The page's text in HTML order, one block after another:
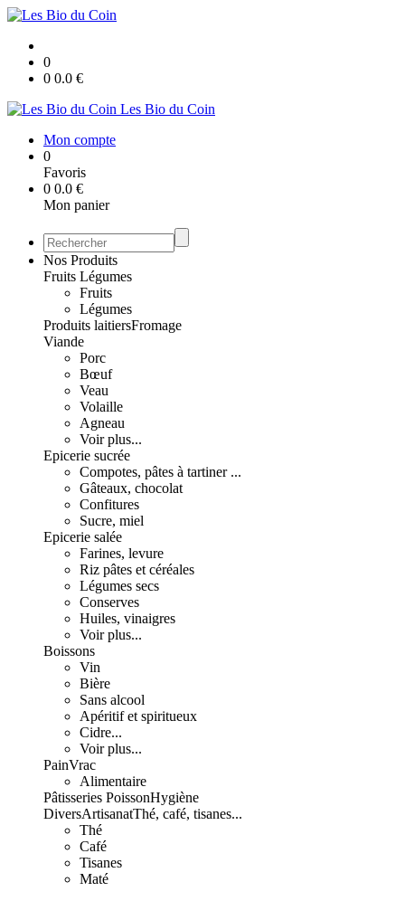
0
0 0.0 €
Les Bio du Coin
Mon compte
0
Favoris
0 0.0 €
Mon panier
Nos Produits
Fruits Légumes
Fruits
Légumes
Produits laitiersFromage
Viande
Porc
Bœuf
Veau
Volaille
Agneau
Voir plus...
Epicerie sucrée
Compotes, pâtes à tartiner ...
Gâteaux, chocolat
Confitures
Sucre, miel
Epicerie salée
Farines, levure
Riz pâtes et céréales
Légumes secs
Conserves
Huiles, vinaigres
Voir plus...
Boissons
Vin
Bière
Sans alcool
Apéritif et spiritueux
Cidre...
Voir plus...
PainVrac
Alimentaire
Pâtisseries PoissonHygiène
DiversArtisanatThé, café, tisanes...
Thé
Café
Tisanes
Maté